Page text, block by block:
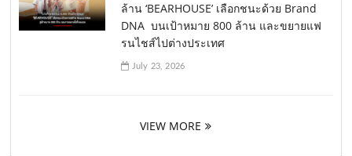
ล้าน ‘BEARHOUSE’ เลือกชนะด้วย Brand
DNA บนเป้าหมาย 800 ล้าน และขยายแฟ
รนไชส์ไปต่างประเทศ
July 23, 2026
VIEW MORE